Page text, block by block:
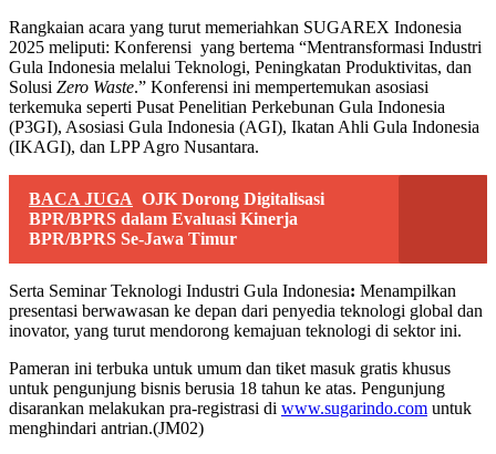
Rangkaian acara yang turut memeriahkan SUGAREX Indonesia
2025 meliputi: Konferensi yang bertema “Mentransformasi Industri
Gula Indonesia melalui Teknologi, Peningkatan Produktivitas, dan
Solusi Zero Waste.” Konferensi ini mempertemukan asosiasi
terkemuka seperti Pusat Penelitian Perkebunan Gula Indonesia
(P3GI), Asosiasi Gula Indonesia (AGI), Ikatan Ahli Gula Indonesia
(IKAGI), dan LPP Agro Nusantara.
BACA JUGA OJK Dorong Digitalisasi
BPR/BPRS dalam Evaluasi Kinerja
BPR/BPRS Se-Jawa Timur
Serta Seminar Teknologi Industri Gula Indonesia: Menampilkan
presentasi berwawasan ke depan dari penyedia teknologi global dan
inovator, yang turut mendorong kemajuan teknologi di sektor ini.
Pameran ini terbuka untuk umum dan tiket masuk gratis khusus
untuk pengunjung bisnis berusia 18 tahun ke atas. Pengunjung
disarankan melakukan pra-registrasi di www.sugarindo.com untuk
menghindari antrian.(JM02)